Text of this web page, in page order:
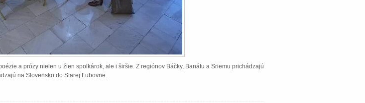
a prózy nielen u žien spolkárok, ale i širšie. Z regiónov Báčky, Banátu a Sriemu prichádzajú
na Slovensko do Starej Ľubovne.